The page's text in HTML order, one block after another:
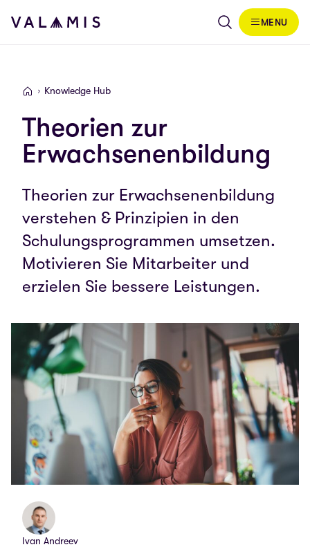
Skip to content
Valamis
MENU
ValamisKnowledge Hub
Theorien zur
Erwachsenenbildung
Theorien zur Erwachsenenbildung
verstehen & Prinzipien in den
Schulungsprogrammen umsetzen.
Motivieren Sie Mitarbeiter und
erzielen Sie bessere Leistungen.
Ivan Andreev